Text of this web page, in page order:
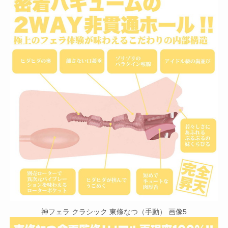
神フェラ クラシック 東條なつ（手動） 画像5